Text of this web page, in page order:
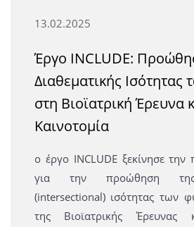
13.02.2025
Έργο INCLUDE:
Διαθεματικής
στη Βιοϊατρική Έρευνα
Καινοτομία
ο έργο INCLUDE ξεκίνησε
για την προώθηση της
(intersectional) ισότητας των
της Βιοϊατρικής Έρευνας